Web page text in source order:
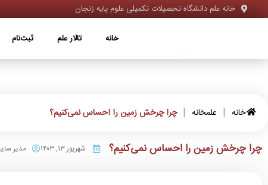
خانه علم دانشگاه تحصیلات تکمیلی علوم پایه زنجان
خانه تالار علم ثبت‌نام
خانه تالار علم ثبت‌نام ویژه‌ها
خانه | علمخانه | چرا چرخش زمین را احساس نمی‌کنیم؟
چرا چرخش زمین را احساس نمی‌کنیم؟ شهریور ۱۳, ۱۴۰۳ مدیر